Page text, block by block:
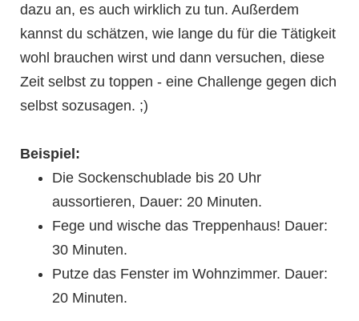
dazu an, es auch wirklich zu tun. Außerdem
kannst du schätzen, wie lange du für die Tätigkeit
wohl brauchen wirst und dann versuchen, diese
Zeit selbst zu toppen - eine Challenge gegen dich
selbst sozusagen. ;)
Beispiel:
Die Sockenschublade bis 20 Uhr
aussortieren, Dauer: 20 Minuten.
Fege und wische das Treppenhaus! Dauer:
30 Minuten.
Putze das Fenster im Wohnzimmer. Dauer:
20 Minuten.